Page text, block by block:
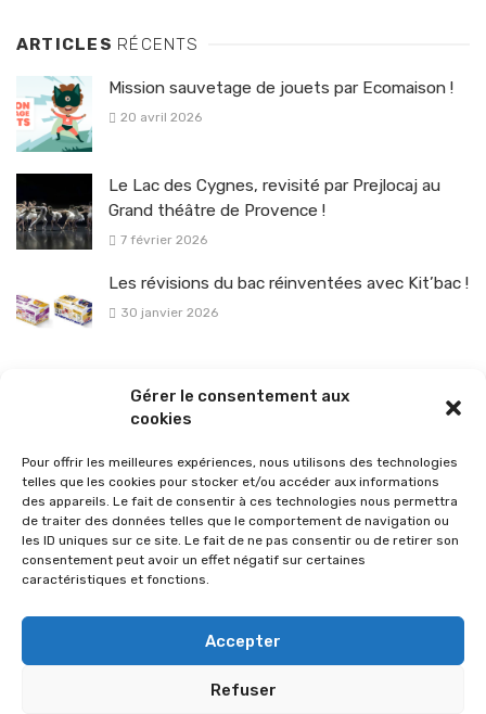
Gérer le consentement aux
cookies
Pour offrir les meilleures expériences, nous utilisons des technologies
telles que les cookies pour stocker et/ou accéder aux informations
des appareils. Le fait de consentir à ces technologies nous permettra
de traiter des données telles que le comportement de navigation ou
les ID uniques sur ce site. Le fait de ne pas consentir ou de retirer son
consentement peut avoir un effet négatif sur certaines
caractéristiques et fonctions.
Accepter
Refuser
ARTICLES RÉCENTS
Mission sauvetage de jouets par Ecomaison !
20 avril 2026
Le Lac des Cygnes, revisité par Prejlocaj au
Grand théâtre de Provence !
7 février 2026
Les révisions du bac réinventées avec Kit’bac !
30 janvier 2026